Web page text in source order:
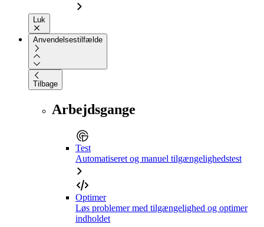
Luk
Anvendelsestilfælde
Tilbage
Arbejdsgange
Test
Automatiseret og manuel tilgængelighedstest
Optimer
Løs problemer med tilgængelighed og optimer
indholdet